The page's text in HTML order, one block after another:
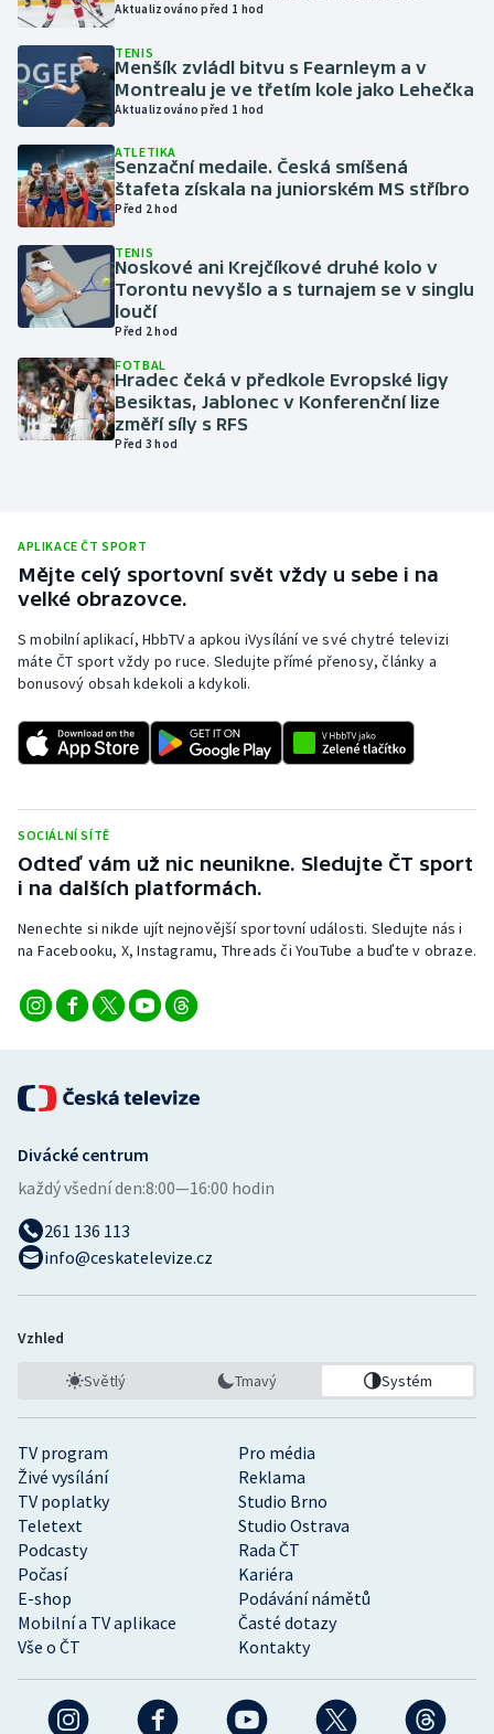
Krasobruslení
Lezení
Lyže a snowboard
Moderní pětiboj
Motorsport
Olympijské hry
Parasport
Plavání
Plážový volejbal
Rychlobruslení
Rychlostní kanoistika
Short track
Stolní tenis
Triatlon
Veslování
Vodní slalom
Ostatní
Aktualizováno před 1 hod
TENIS
Menšík zvládl bitvu s Fearnleym a v
Montrealu je ve třetím kole jako Lehečka
Aktualizováno před 1 hod
ATLETIKA
Senzační medaile. Česká smíšená
štafeta získala na juniorském MS stříbro
Před 2 hod
TENIS
Noskové ani Krejčíkové druhé kolo v
Torontu nevyšlo a s turnajem se v singlu
loučí
Před 2 hod
FOTBAL
Hradec čeká v předkole Evropské ligy
Besiktas, Jablonec v Konferenční lize
změří síly s RFS
Před 3 hod
APLIKACE ČT SPORT
Mějte celý sportovní svět vždy u sebe i na
velké obrazovce.
S mobilní aplikací, HbbTV a apkou iVysílání ve své chytré televizi
máte ČT sport vždy po ruce. Sledujte přímé přenosy, články a
bonusový obsah kdekoli a kdykoli.
SOCIÁLNÍ SÍTĚ
Odteď vám už nic neunikne. Sledujte ČT sport
i na dalších platformách.
Nenechte si nikde ujít nejnovější sportovní události. Sledujte nás i
na Facebooku, X, Instagramu, Threads či YouTube a buďte v obraze.
TV program
Pro média
Živé vysílání
Reklama
TV poplatky
Studio Brno
Teletext
Studio Ostrava
Podcasty
Rada ČT
Počasí
Kariéra
E-shop
Podávání námětů
Mobilní a TV aplikace
Časté dotazy
Vše o ČT
Kontakty
Divácké centrum
každý všední den:8:00—16:00 hodin
261 136 113
info@ceskatelevize.cz
Vzhled
Světlý Tmavý Systém